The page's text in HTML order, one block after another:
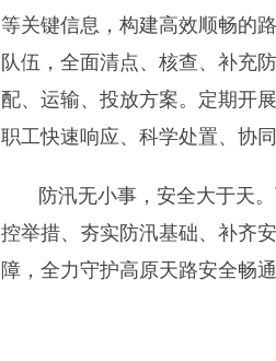
等关键信息，构建高效顺畅的
队伍，全面清点、核查、补充
配、运输、投放方案。定期开
职工快速响应、科学处置、协
防汛无小事，安全大于天
控举措、夯实防汛基础、补齐
障，全力守护高原天路安全畅